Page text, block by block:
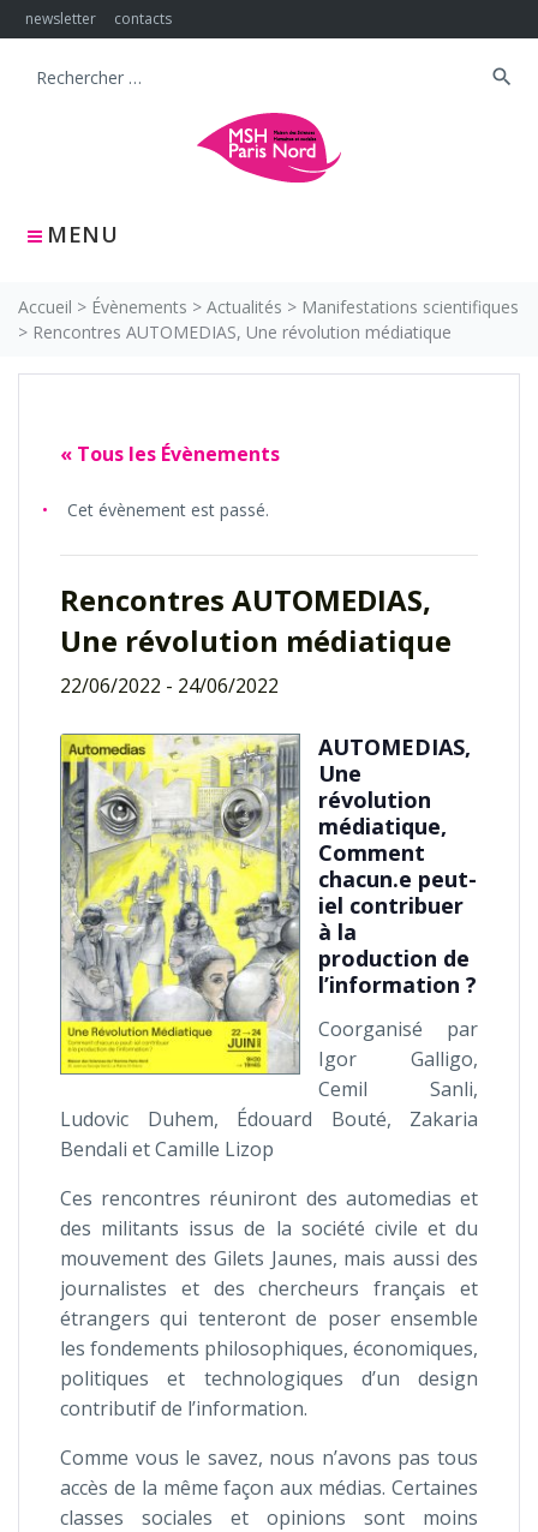
Skip
to
newsletter contacts
MENU
Search
search
Accueil > Évènements > Actualités > Manifestations scientifiques
> Rencontres AUTOMEDIAS, Une révolution médiatique
« Tous les Évènements
Cet évènement est passé.
Rencontres AUTOMEDIAS,
Une révolution médiatique
22/06/2022 - 24/06/2022
AUTOMEDIAS,
Une
révolution
médiatique,
Comment
chacun.e peut-
iel contribuer
à la
production de
l’information ?
Coorganisé par
Igor Galligo,
Cemil Sanli,
Ludovic Duhem, Édouard Bouté, Zakaria
Bendali et Camille Lizop
Ces rencontres réuniront des automedias et
des militants issus de la société civile et du
mouvement des Gilets Jaunes, mais aussi des
journalistes et des chercheurs français et
étrangers qui tenteront de poser ensemble
les fondements philosophiques, économiques,
politiques et technologiques d’un design
contributif de l’information.
Comme vous le savez, nous n’avons pas tous
accès de la même façon aux médias. Certaines
classes sociales et opinions sont moins